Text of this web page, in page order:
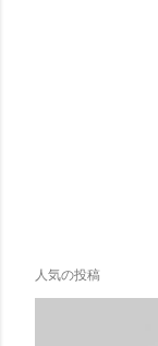
人気の投稿